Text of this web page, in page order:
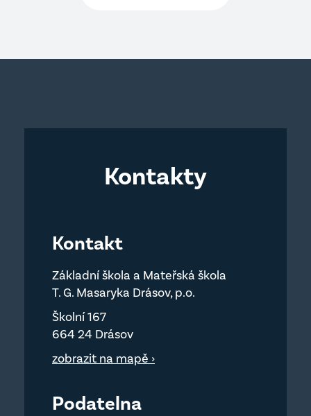
Kontakty
Kontakt
Základní škola a Mateřská škola
T. G. Masaryka Drásov, p.o.
Školní 167
664 24 Drásov
zobrazit na mapě ›
Podatelna